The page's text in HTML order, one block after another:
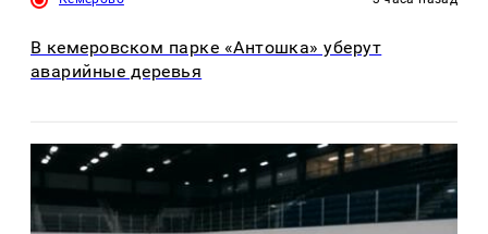
В кемеровском парке «Антошка» уберут
аварийные деревья